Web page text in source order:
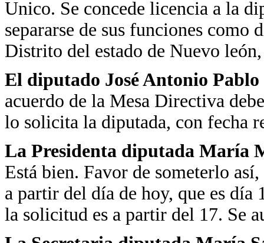
Unico. Se concede licencia a la
separarse de sus funciones
Distrito del estado de Nuevo
El diputado José Antonio Pablo
acuerdo de la Mesa Directiva
lo solicita la diputada, con fecha
La Presidenta diputada María
Está bien. Favor de someterlo
a partir del día de hoy, que es día
la solicitud es a partir del 17. Se